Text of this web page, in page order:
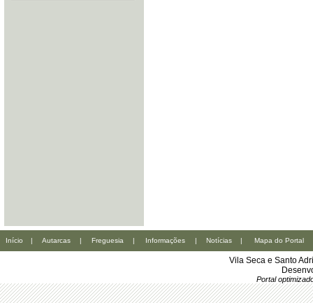
Início | Autarcas | Freguesia | Informações | Notícias | Mapa do Portal
Vila Seca e Santo
Portal